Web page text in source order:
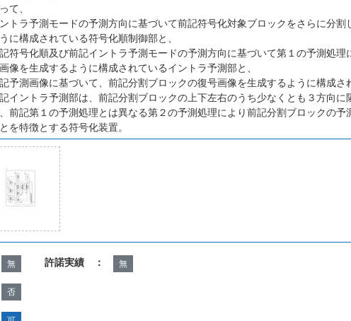
て、
トラ予測モードの予測方向に基づいて前記符号化対象ブロックをさらに分
に構成されている符号化順制御部と、
符号化順及び前記イントラ予測モードの予測方向に基づいて第１の予測処
像を生成するように構成されているイントラ予測部と、
予測画像に基づいて、前記分割ブロックの復号画像を生成するように構成さ
イントラ予測部は、前記分割ブロックの上下左右のうち少なくとも３方向
前記第１の予測処理とは異なる第２の予測処理により前記分割ブロックの
を特徴とする符号化装置。
無 許諾実績 ： 無
否